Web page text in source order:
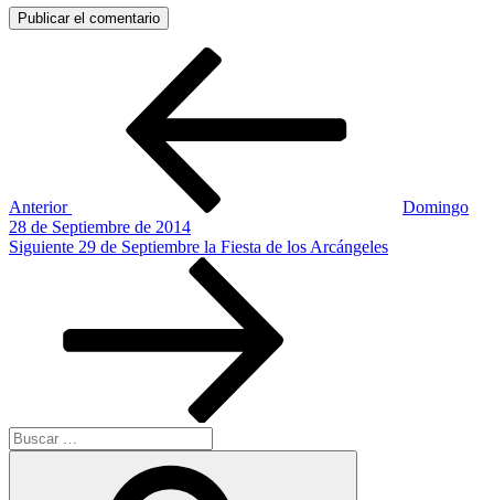
Anterior
Domingo
28 de Septiembre de 2014
Siguiente
Siguiente 29 de Septiembre la Fiesta de los Arcángeles
Buscar
por: